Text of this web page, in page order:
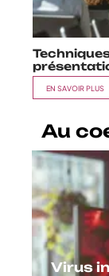
EN SAVOIR PLUS
Au
Virus